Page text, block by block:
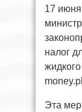
17
налог
Эта